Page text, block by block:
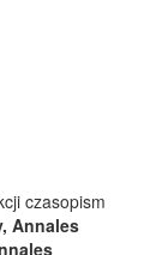
czasopism
Annales